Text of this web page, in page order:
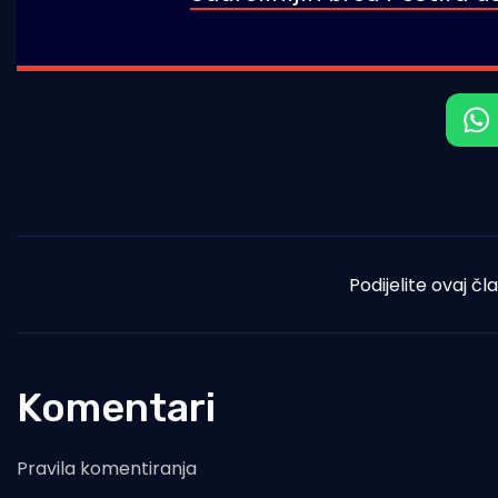
Podijelite ovaj
Komentari
Pravila komentiranja